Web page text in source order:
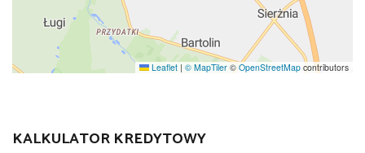
Leaflet | © MapTiler © OpenStreetMap contributors
KALKULATOR KREDYTOWY